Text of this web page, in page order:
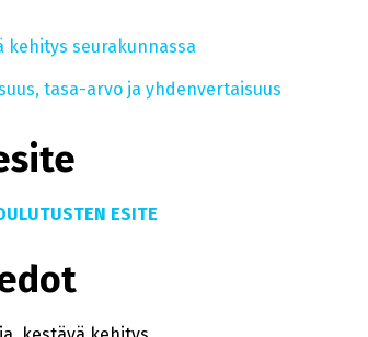
kehitys seurakunnassa
tasa-arvo ja yhdenvertaisuus
ESITE